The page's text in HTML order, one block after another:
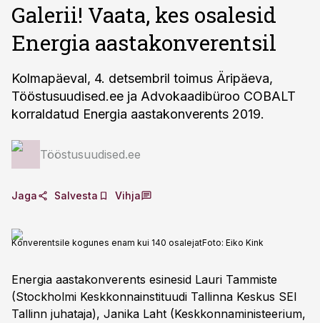
Galerii! Vaata, kes osalesid
Energia aastakonverentsil
Kolmapäeval, 4. detsembril toimus Äripäeva,
Tööstusuudised.ee ja Advokaadibüroo COBALT
korraldatud Energia aastakonverents 2019.
Tööstusuudised.ee
Jaga Salvesta Vihja
Konverentsile kogunes enam kui 140 osalejatFoto: Eiko Kink
Energia aastakonverents esinesid Lauri Tammiste
(Stockholmi Keskkonnainstituudi Tallinna Keskus SEI
Tallinn juhataja), Janika Laht (Keskkonnaministeerium,